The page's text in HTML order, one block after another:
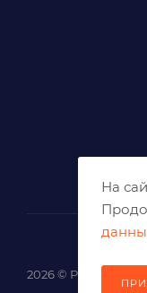
2026 © Решения
На